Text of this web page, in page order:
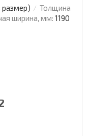
Толщина
ширина, мм: 1190